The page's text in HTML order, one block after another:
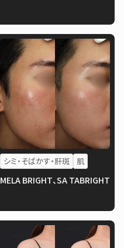
シミ・そばかす・肝斑 肌
MELA BRIGHT、SA TABRIGHT